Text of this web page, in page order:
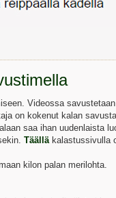
Videossa
on kokenut kalan
saa ihan uudenlaista
Täälläkalastussivulla
kilon palan merilohta.